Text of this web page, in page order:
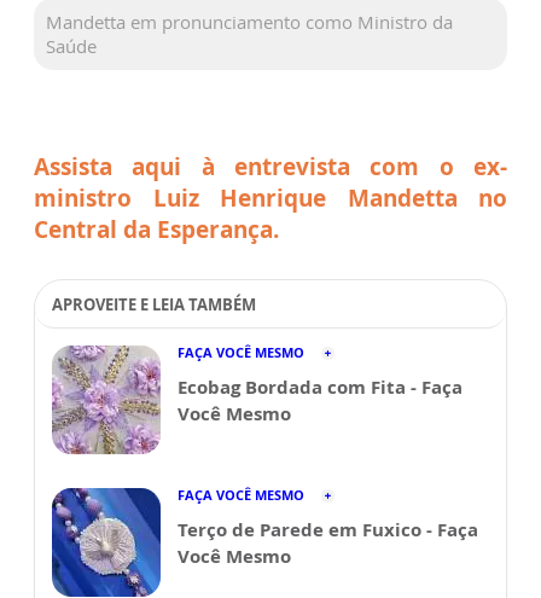
Mandetta em pronunciamento como Ministro da
Saúde
Assista aqui à entrevista com o ex-
ministro Luiz Henrique Mandetta no
Central da Esperança.
APROVEITE E LEIA TAMBÉM
FAÇA VOCÊ MESMO
Ecobag Bordada com Fita - Faça
Você Mesmo
FAÇA VOCÊ MESMO
Terço de Parede em Fuxico - Faça
Você Mesmo